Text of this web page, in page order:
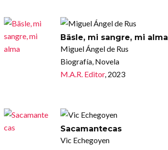
Bäsle, mi sangre, mi alma
Miguel Ángel de Rus
Biografía, Novela
M.A.R. Editor, 2023
Sacamantecas
Vic Echegoyen